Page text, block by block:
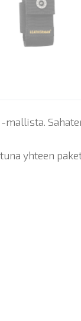
mallista.
yhteen